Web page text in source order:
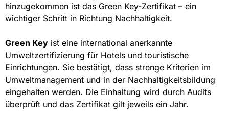
hinzugekommen ist das Green Key-Zertifikat – ein
wichtiger Schritt in Richtung Nachhaltigkeit.
Green Key ist eine international anerkannte
Umweltzertifizierung für Hotels und touristische
Einrichtungen. Sie bestätigt, dass strenge Kriterien im
Umweltmanagement und in der Nachhaltigkeitsbildung
eingehalten werden. Die Einhaltung wird durch Audits
überprüft und das Zertifikat gilt jeweils ein Jahr.